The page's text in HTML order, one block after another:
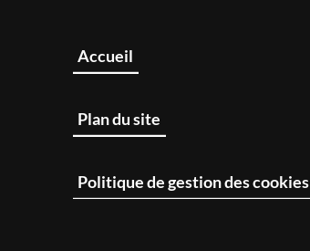
Accueil
Plan du site
Politique de gestion des cookies